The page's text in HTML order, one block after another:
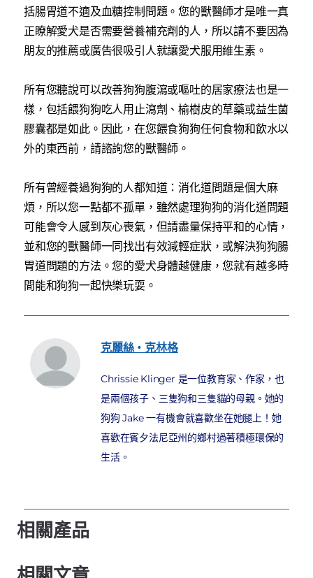
括腸胃道不適及血糖控制問題。您的獸醫師才是唯一真
正瞭解愛犬是否需要營養補充劑的人，所以請不要因為
朋友的推薦或廣告很吸引人就讓愛犬服用維生素。
所有您聽說可以改善狗狗腹瀉或嘔吐的居家療法也是一
樣，包括餵狗狗吃人用止瀉劑、榆樹皮的草藥或益生菌
膠囊都是如此。因此，在您餵食狗狗任何食物和飲水以
外的東西前，請諮詢您的獸醫師。
所有曾經養過狗狗的人都知道：消化道問題是個大麻
煩，所以您一點都不孤單，雖然處理狗狗的消化道問題
可能會令人感到灰心喪氣，但請盡量保持平和的心情，
並和您的獸醫師一同找出有效減輕症狀，或解決狗狗腸
胃道問題的方法。您的愛犬身體越健康，您就有越多時
間能和狗狗一起快樂玩耍。
克麗絲・克林格
Chrissie Klinger 是一位教育家、作家，也
是兩個孩子、三隻狗和三隻貓的母親。她的
狗狗 Jake 一有機會就喜歡坐在她腿上！她
喜歡在賓夕法尼亞州的鄉村過著積極環保的
生活。
相關產品